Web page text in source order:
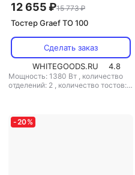
12 655 ₽15 773 ₽
Тостер Graef TO 100
Сделать заказ
WHITEGOODS.RU
4.8
Мощность: 1380 Вт , количество
отделений: 2 , количество тостов: 2
-20%